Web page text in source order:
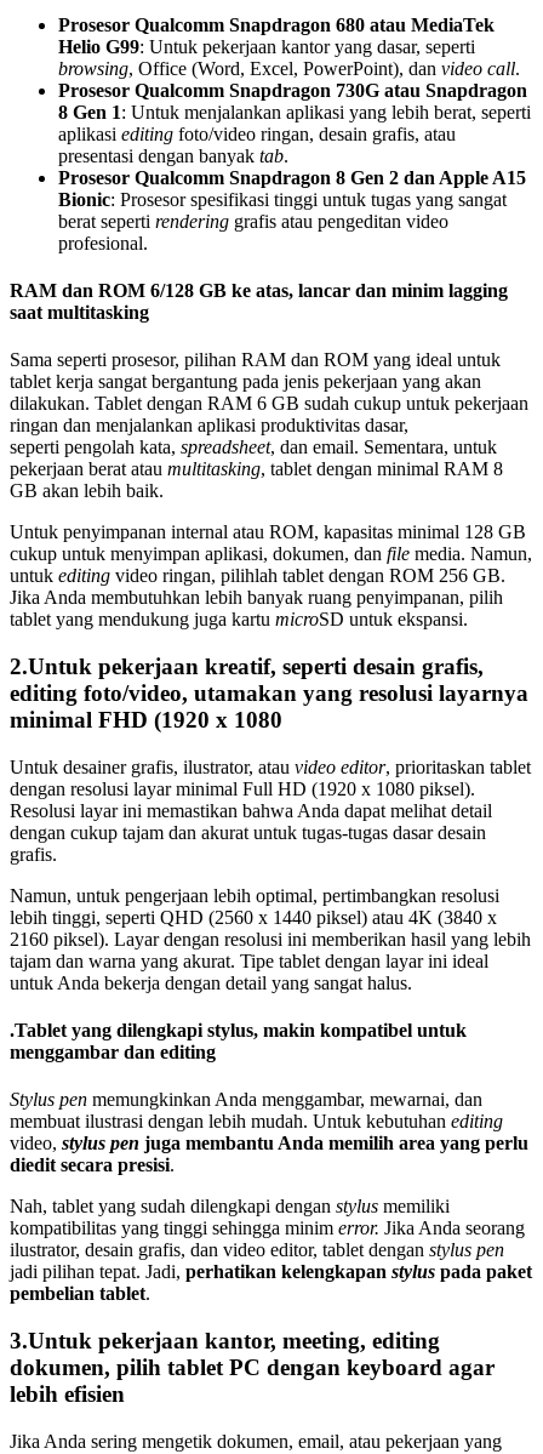
Prosesor Qualcomm Snapdragon 680 atau MediaTek
Helio G99: Untuk pekerjaan kantor yang dasar, seperti
browsing, Office (Word, Excel, PowerPoint), dan video call.
Prosesor Qualcomm Snapdragon 730G atau Snapdragon
8 Gen 1: Untuk menjalankan aplikasi yang lebih berat, seperti
aplikasi editing foto/video ringan, desain grafis, atau
presentasi dengan banyak tab.
Prosesor Qualcomm Snapdragon 8 Gen 2 dan Apple A15
Bionic: Prosesor spesifikasi tinggi untuk tugas yang sangat
berat seperti rendering grafis atau pengeditan video
profesional.
RAM dan ROM 6/128 GB ke atas, lancar dan minim lagging
saat multitasking
Sama seperti prosesor, pilihan RAM dan ROM yang ideal untuk
tablet kerja sangat bergantung pada jenis pekerjaan yang akan
dilakukan. Tablet dengan RAM 6 GB sudah cukup untuk pekerjaan
ringan dan menjalankan aplikasi produktivitas dasar,
seperti pengolah kata, spreadsheet, dan email. Sementara, untuk
pekerjaan berat atau multitasking, tablet dengan minimal RAM 8
GB akan lebih baik.
Untuk penyimpanan internal atau ROM, kapasitas minimal 128 GB
cukup untuk menyimpan aplikasi, dokumen, dan file media. Namun,
untuk editing video ringan, pilihlah tablet dengan ROM 256 GB.
Jika Anda membutuhkan lebih banyak ruang penyimpanan, pilih
tablet yang mendukung juga kartu microSD untuk ekspansi.
2.Untuk pekerjaan kreatif, seperti desain grafis,
editing foto/video, utamakan yang resolusi layarnya
minimal FHD (1920 x 1080
Untuk desainer grafis, ilustrator, atau video editor, prioritaskan tablet
dengan resolusi layar minimal Full HD (1920 x 1080 piksel).
Resolusi layar ini memastikan bahwa Anda dapat melihat detail
dengan cukup tajam dan akurat untuk tugas-tugas dasar desain
grafis.
Namun, untuk pengerjaan lebih optimal, pertimbangkan resolusi
lebih tinggi, seperti QHD (2560 x 1440 piksel) atau 4K (3840 x
2160 piksel). Layar dengan resolusi ini memberikan hasil yang lebih
tajam dan warna yang akurat. Tipe tablet dengan layar ini ideal
untuk Anda bekerja dengan detail yang sangat halus.
.Tablet yang dilengkapi stylus, makin kompatibel untuk
menggambar dan editing
Stylus pen memungkinkan Anda menggambar, mewarnai, dan
membuat ilustrasi dengan lebih mudah. Untuk kebutuhan editing
video, stylus pen juga membantu Anda memilih area yang perlu
diedit secara presisi.
Nah, tablet yang sudah dilengkapi dengan stylus memiliki
kompatibilitas yang tinggi sehingga minim error. Jika Anda seorang
ilustrator, desain grafis, dan video editor, tablet dengan stylus pen
jadi pilihan tepat. Jadi, perhatikan kelengkapan stylus pada paket
pembelian tablet.
3.Untuk pekerjaan kantor, meeting, editing
dokumen, pilih tablet PC dengan keyboard agar
lebih efisien
Jika Anda sering mengetik dokumen, email, atau pekerjaan yang